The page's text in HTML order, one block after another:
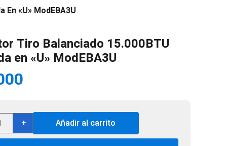
«U» ModEBA3U
Tiro Balanciado 15.000BTU
en «U» ModEBA3U
+ Añadir al carrito